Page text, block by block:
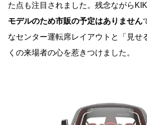
た点も注目されました。残念ながら
モデルのため市販の予定はありません
なセンター運転席レイアウトと「見せ
くの来場者の心を惹きつけました。